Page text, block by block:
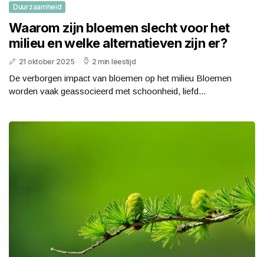
Duurzaamheid
Waarom zijn bloemen slecht voor het
milieu en welke alternatieven zijn er?
21 oktober 2025 2 min leestijd
De verborgen impact van bloemen op het milieu Bloemen
worden vaak geassocieerd met schoonheid, liefd...